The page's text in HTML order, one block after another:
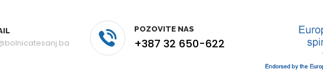
POZOVITE NAS
+387 32 650-622